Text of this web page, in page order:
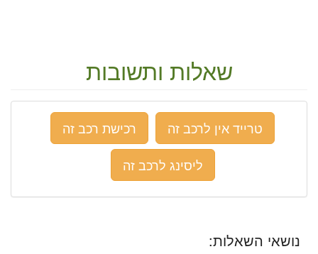
שאלות ותשובות
טרייד אין לרכב זה
רכישת רכב זה
ליסינג לרכב זה
נושאי השאלות: